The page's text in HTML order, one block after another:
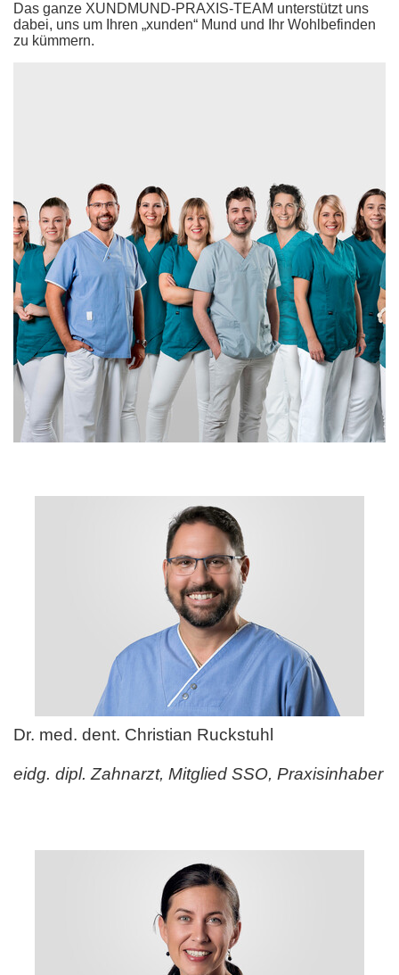
Das ganze XUNDMUND-PRAXIS-TEAM unterstützt uns
dabei, uns um Ihren „xunden“ Mund und Ihr Wohlbefinden
zu kümmern.
Dr. med. dent. Christian Ruckstuhl
eidg. dipl. Zahnarzt, Mitglied SSO, Praxisinhaber